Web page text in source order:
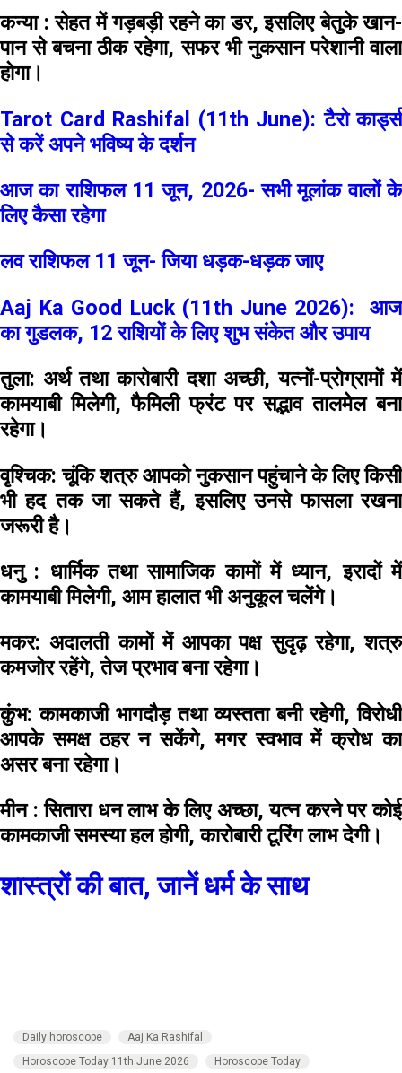
कन्या :सेहत में गड़बड़ी रहने का डर, इसलिए बेतुके खान-
पान से बचना ठीक रहेगा, सफर भी नुकसान परेशानी वाला
होगा।
Tarot Card Rashifal (11th June): टैरो कार्ड्स
से करें अपने भविष्य के दर्शन
आज का राशिफल 11 जून, 2026- सभी मूलांक वालों के
लिए कैसा रहेगा
लव राशिफल 11 जून- जिया धड़क-धड़क जाए
Aaj Ka Good Luck (11th June 2026): आज
का गुडलक, 12 राशियों के लिए शुभ संकेत और उपाय
तुला:अर्थ तथा कारोबारी दशा अच्छी, यत्नों-प्रोग्रामों में
कामयाबी मिलेगी, फैमिली फ्रंट पर सद्भाव तालमेल बना
रहेगा।
वृश्चिक:चूंकि शत्रु आपको नुकसान पहुंचाने के लिए किसी
भी हद तक जा सकते हैं, इसलिए उनसे फासला रखना
जरूरी है।
धनु : धार्मिक तथा सामाजिक कामों में ध्यान, इरादों में
कामयाबी मिलेगी, आम हालात भी अनुकूल चलेंगे।
मकर:अदालती कामों में आपका पक्ष सुदृढ़ रहेगा, शत्रु
कमजोर रहेंगे, तेज प्रभाव बना रहेगा।
कुंभ:कामकाजी भागदौड़ तथा व्यस्तता बनी रहेगी, विरोधी
आपके समक्ष ठहर न सकेंगे, मगर स्वभाव में क्रोध का
असर बना रहेगा।
मीन : सितारा धन लाभ के लिए अच्छा, यत्न करने पर कोई
कामकाजी समस्या हल होगी, कारोबारी टूरिंग लाभ देगी।
शास्त्रों की बात, जानें धर्म के साथ
Daily horoscope
Aaj Ka Rashifal
Horoscope Today 11th June 2026
Horoscope Today